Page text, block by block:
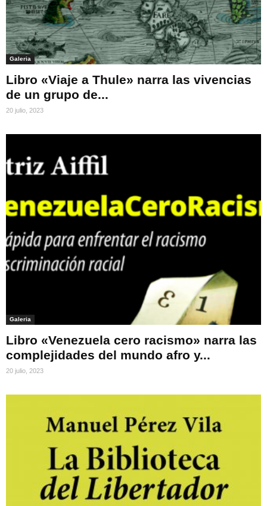
Galeria
Libro «Viaje a Thule» narra las vivencias
de un grupo de...
20 julio, 2023
Galeria
Libro «Venezuela cero racismo» narra las
complejidades del mundo afro y...
20 julio, 2023